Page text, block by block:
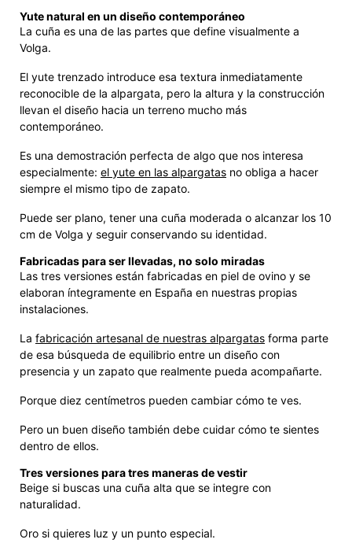
Yute natural en un diseño contemporáneo
La cuña es una de las partes que define visualmente a
Volga.
El yute trenzado introduce esa textura inmediatamente
reconocible de la alpargata, pero la altura y la construcción
llevan el diseño hacia un terreno mucho más
contemporáneo.
Es una demostración perfecta de algo que nos interesa
especialmente: el yute en las alpargatas no obliga a hacer
siempre el mismo tipo de zapato.
Puede ser plano, tener una cuña moderada o alcanzar los 10
cm de Volga y seguir conservando su identidad.
Fabricadas para ser llevadas, no solo miradas
Las tres versiones están fabricadas en piel de ovino y se
elaboran íntegramente en España en nuestras propias
instalaciones.
La fabricación artesanal de nuestras alpargatas forma parte
de esa búsqueda de equilibrio entre un diseño con
presencia y un zapato que realmente pueda acompañarte.
Porque diez centímetros pueden cambiar cómo te ves.
Pero un buen diseño también debe cuidar cómo te sientes
dentro de ellos.
Tres versiones para tres maneras de vestir
Beige si buscas una cuña alta que se integre con
naturalidad.
Oro si quieres luz y un punto especial.